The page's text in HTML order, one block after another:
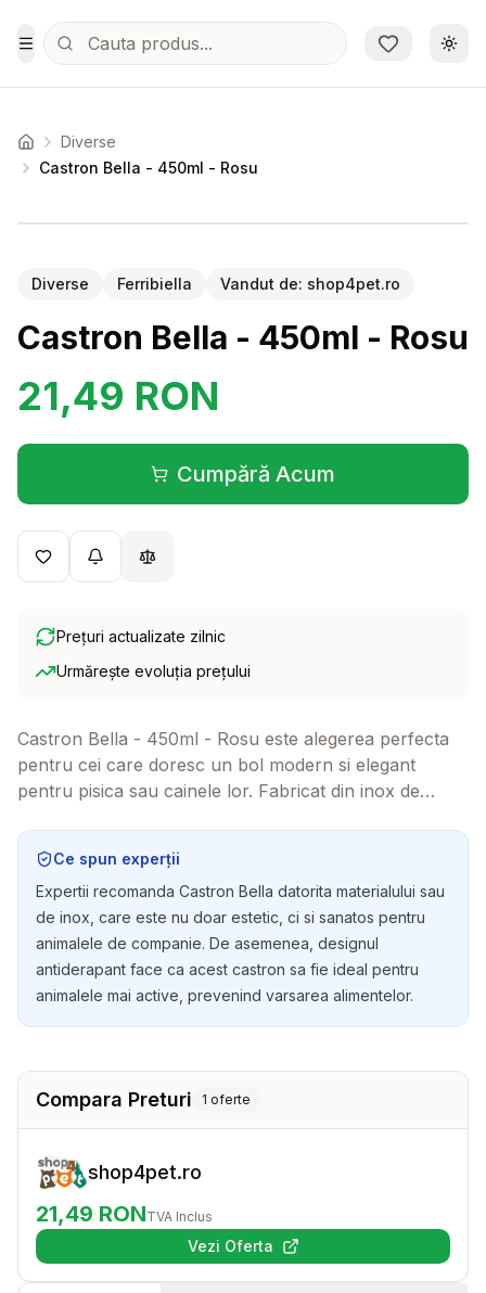
Sari la conținutul principal
Toggle Menu
Acasa Diverse
Castron Bella - 450ml - Rosu
Diverse Ferribiella Vandut de: shop4pet.ro
Castron Bella - 450ml - Rosu
21,49 RON
Cumpără Acum
(se deschide într-o filă
Prețuri actualizate zilnic
Urmărește evoluția prețului
Castron Bella - 450ml - Rosu este alegerea perfecta
pentru cei care doresc un bol modern si elegant
pentru pisica sau cainele lor. Fabricat din inox de
si functional, avand un design antiderapant care ajuta
la prevenirea varsarii hranei sau apei.
Ce spun experții
Expertii recomanda Castron Bella datorita materialului sau
de inox, care este nu doar estetic, ci si sanatos pentru
animalele de companie. De asemenea, designul
antiderapant face ca acest castron sa fie ideal pentru
animalele mai active, prevenind varsarea alimentelor.
Compara Preturi 1 oferte
shop4pet.ro
21,49 RONTVA Inclus
Vezi Oferta(se deschide într-o filă nouă)